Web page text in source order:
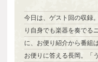
今日は、ゲスト回の収録
り自身でも楽器を奏でる
に、お便り紹介から番組
お便りに答える長岡。「